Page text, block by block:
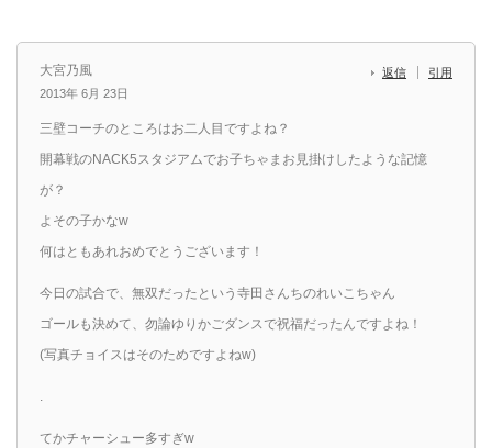
大宮乃風
2013年 6月 23日
返信 引用
三壁コーチのところはお二人目ですよね？
開幕戦のNACK5スタジアムでお子ちゃまお見掛けしたような記憶
が？
よその子かなw
何はともあれおめでとうございます！
今日の試合で、無双だったという寺田さんちのれいこちゃん
ゴールも決めて、勿論ゆりかごダンスで祝福だったんですよね！
(写真チョイスはそのためですよねw)
.
てかチャーシュー多すぎw